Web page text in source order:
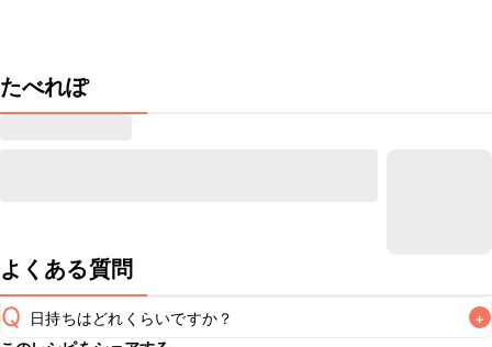
たべれぽ
よくある質問
Q 日持ちはどれくらいですか？ +